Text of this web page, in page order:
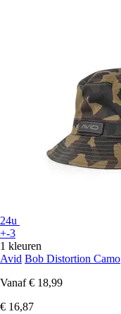
24u
+-3
1 kleuren
Avid Bob Distortion Camo
Vanaf € 18,99
€ 16,87